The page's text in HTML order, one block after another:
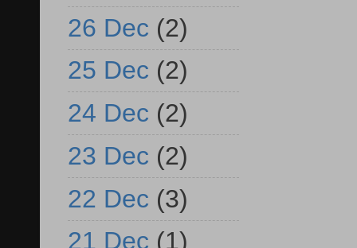
26 Dec (2)
25 Dec (2)
24 Dec (2)
23 Dec (2)
22 Dec (3)
21 Dec (1)